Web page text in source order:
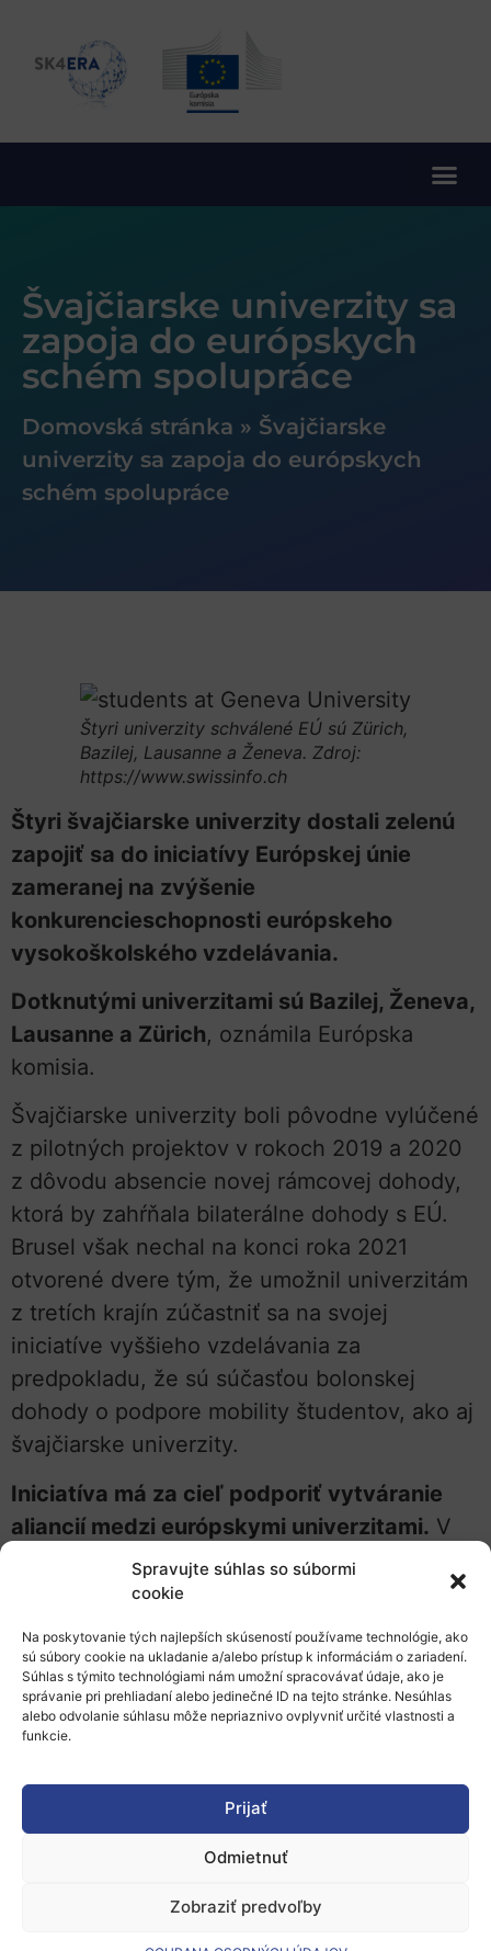
Spravujte súhlas so súbormi
cookie
Na poskytovanie tých najlepších skúseností používame technológie, ako
sú súbory cookie na ukladanie a/alebo prístup k informáciám o zariadení.
Súhlas s týmito technológiami nám umožní spracovávať údaje, ako je
správanie pri prehliadaní alebo jedinečné ID na tejto stránke. Nesúhlas
alebo odvolanie súhlasu môže nepriaznivo ovplyvniť určité vlastnosti a
funkcie.
Prijať
Odmietnuť
Zobraziť predvoľby
Švajčiarske univerzity sa
zapoja do európskych
schém spolupráce
Domovská stránka » Švajčiarske
univerzity sa zapoja do európskych
schém spolupráce
Štyri univerzity schválené EÚ sú Zürich,
Bazilej, Lausanne a Ženeva. Zdroj:
https://www.swissinfo.ch
Štyri švajčiarske univerzity dostali zelenú
zapojiť sa do iniciatívy Európskej únie
zameranej na zvýšenie
konkurencieschopnosti európskeho
vysokoškolského vzdelávania.
Dotknutými univerzitami sú Bazilej, Ženeva,
Lausanne a Zürich, oznámila Európska
komisia.
Švajčiarske univerzity boli pôvodne vylúčené
z pilotných projektov v rokoch 2019 a 2020
z dôvodu absencie novej rámcovej dohody,
ktorá by zahŕňala bilaterálne dohody s EÚ.
Brusel však nechal na konci roka 2021
otvorené dvere tým, že umožnil univerzitám
z tretích krajín zúčastniť sa na svojej
iniciatíve vyššieho vzdelávania za
predpokladu, že sú súčasťou bolonskej
dohody o podpore mobility študentov, ako aj
švajčiarske univerzity.
Iniciatíva má za cieľ podporiť vytváranie
aliancií medzi európskymi univerzitami. V
súčasnosti existuje 44 takýchto spoločných
podnikov, ktoré zahŕňajú viac ako 280
inštitúcií vysokoškolského vzdelávania.
Umožňujú mladým ľuďom študovať v
rôznych krajinách bez administratívnych
komplikácií.
„Una Europa“, ktorá združuje jedenásť
univerzít vo výskume, najmä v oblasti
dátovej vedy, umelej inteligencie,
materiálového dizajnu a inžinierstva. „Una